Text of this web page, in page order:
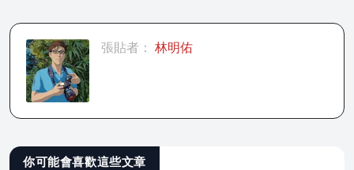
張貼者： 林明佑
你可能會喜歡這些文章